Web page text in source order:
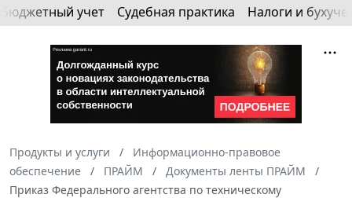
Бюджетный учет Судебная практика Налоги и
Продукты и услуги
Информационно-правовое
обеспечение
ПРАЙМ
Документы ленты ПРАЙМ
Приказ Федерального агентства по техническому